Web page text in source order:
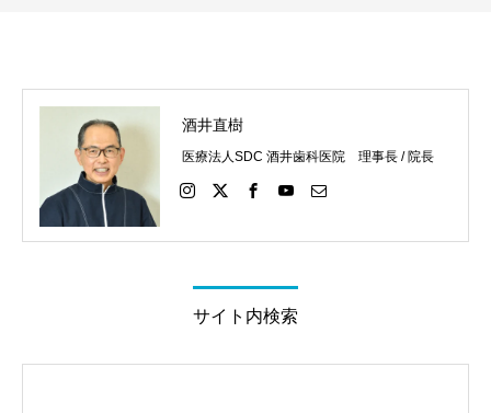
酒井直樹
医療法人SDC 酒井歯科医院 理事長 / 院長
サイト内検索